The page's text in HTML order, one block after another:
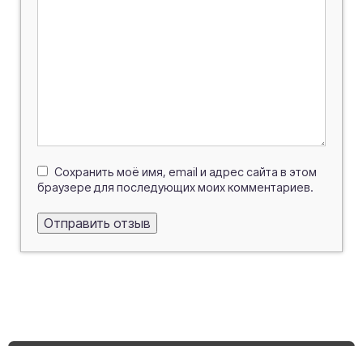
Сохранить моё имя, email и адрес сайта в этом
браузере для последующих моих комментариев.